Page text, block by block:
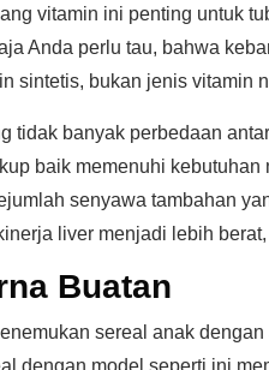
vitamin ini penting untuk
Anda perlu tau, bahwa
sintetis, bukan jenis vitamin
tidak banyak perbedaan
baik memenuhi
senyawa tambahan
liver menjadi lebih
Buatan
sereal anak
dengan model seperti ini